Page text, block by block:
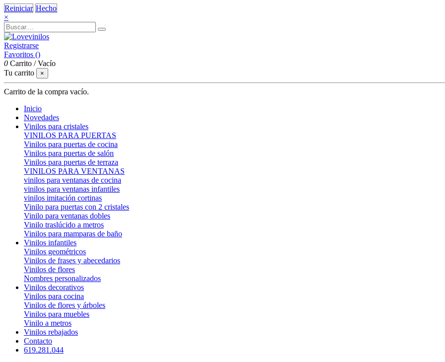
Reiniciar Hecho
×
Registrarse
Favoritos ()
0 Carrito /Vacío
Tu carrito
×
Carrito de la compra vacío.
Inicio
Novedades
Vinilos para cristales
VINILOS PARA PUERTAS
Vinilos para puertas de cocina
Vinilos para puertas de salón
Vinilos para puertas de terraza
VINILOS PARA VENTANAS
vinilos para ventanas de cocina
vinilos para ventanas infantiles
vinilos imitación cortinas
Vinilo para puertas con 2 cristales
Vinilo para ventanas dobles
Vinilo traslúcido a metros
Vinilos para mamparas de baño
Vinilos infantiles
Vinilos geométricos
Vinilos de frases y abecedarios
Vinilos de flores
Nombres personalizados
Vinilos decorativos
Vinilos para cocina
Vinilos de flores y árboles
Vinilos para muebles
Vinilo a metros
Vinilos rebajados
Contacto
619.281.044